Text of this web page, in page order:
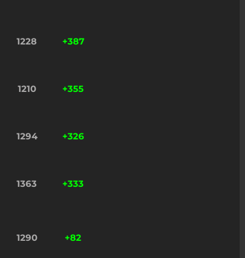
1228 +387
1210 +355
1294 +326
1363 +333
1290 +82